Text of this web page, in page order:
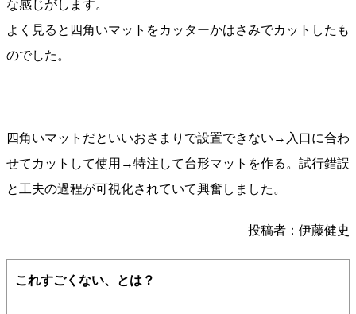
な感じがします。
よく見ると四角いマットをカッターかはさみでカットしたも
のでした。
四角いマットだといいおさまりで設置できない→入口に合わ
せてカットして使用→特注して台形マットを作る。試行錯誤
と工夫の過程が可視化されていて興奮しました。
投稿者：伊藤健史
これすごくない、とは？